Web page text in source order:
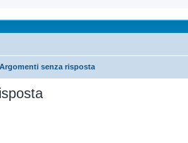
Argomenti senza risposta